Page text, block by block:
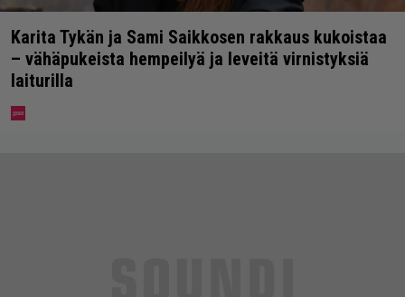
Karita Tykän ja Sami Saikkosen rakkaus kukoistaa
– vähäpukeista hempeilyä ja leveitä virnistyksiä
laiturilla